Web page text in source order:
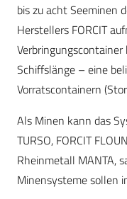
bis zu acht Seeminen
Herstellers FORCIT
Schiffslänge – eine
Vorratscontainern
Als Minen kann das
TURSO, FORCIT
Rheinmetall MANTA,
Minensysteme sollen